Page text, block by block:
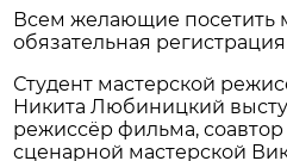
Всем желающие посетить
обязательная
Студент мастерской
Никита Любиницкий
режиссёр фильма, соавтор
сценарной мастерской